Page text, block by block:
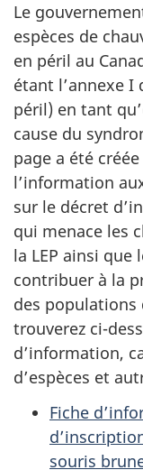
Le
espèces de
en péril au
étant l’annexe I
péril) en tant
cause du
page a été
l’information
sur le décret
qui menace les
la LEP ainsi que
contribuer à la
des populations
trouverez ci-
d’information,
d’espèces et
Fiche
souris